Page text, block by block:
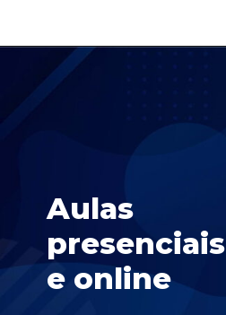
Aulas
presenciais
e online